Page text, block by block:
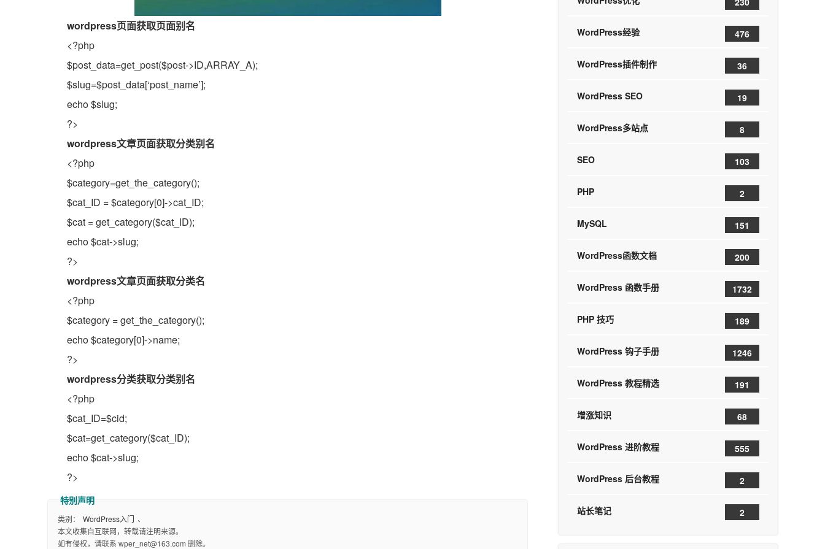
wordpress页面获取页面别名
<?php
$post_data=get_post($post->ID,ARRAY_A);
$slug=$post_data[‘post_name’];
echo $slug;
?>
wordpress文章页面获取分类别名
<?php
$category=get_the_category();
$cat_ID = $category[0]->cat_ID;
$cat = get_category($cat_ID);
echo $cat->slug;
?>
wordpress文章页面获取分类名
<?php
$category = get_the_category();
echo $category[0]->name;
?>
wordpress分类获取分类别名
<?php
$cat_ID=$cid;
$cat=get_category($cat_ID);
echo $cat->slug;
?>
类别： WordPress入门 、
本文收集自互联网，转载请注明来源。
如有侵权，请联系 wper_net@163.com 删除。
WordPress经验 476
WordPress插件制作 36
WordPress SEO 19
WordPress多站点 8
SEO 103
PHP 2
MySQL 151
WordPress函数文档 200
WordPress 函数手册 1732
PHP 技巧 189
WordPress 钩子手册 1246
WordPress 教程精选 191
增涨知识 68
WordPress 进阶教程 555
WordPress 后台教程 2
站长笔记 2